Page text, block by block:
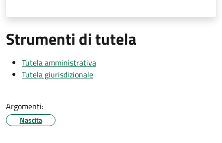
Strumenti di tutela
Tutela amministrativa
Tutela giurisdizionale
Argomenti:
Nascita